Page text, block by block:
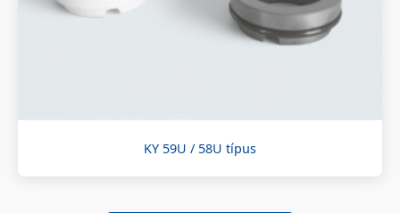
KY 59U / 58U típus